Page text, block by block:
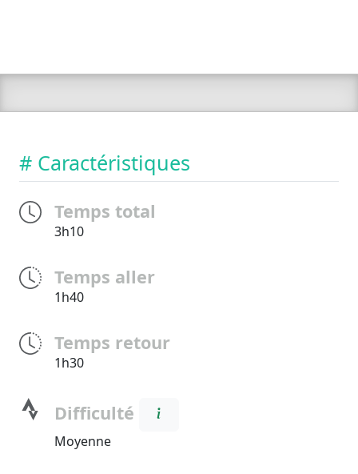
# Caractéristiques
Temps total
3h10
Temps aller
1h40
Temps retour
1h30
Difficulté
Moyenne